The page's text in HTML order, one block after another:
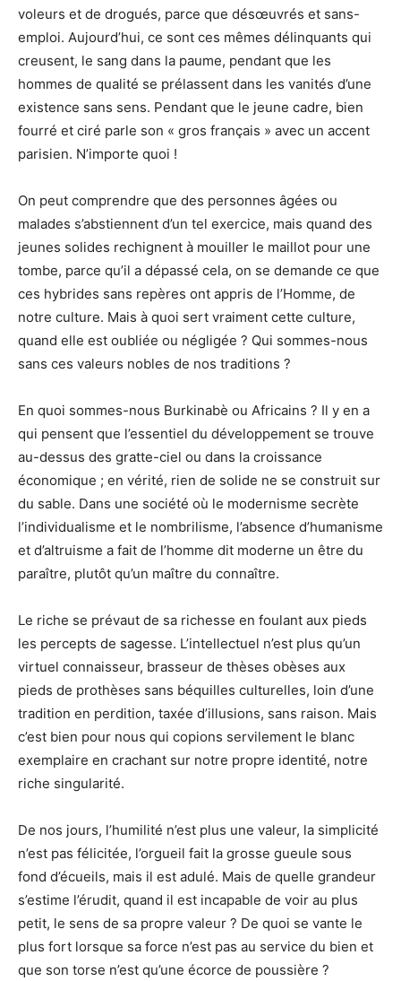
voleurs et de drogués, parce que désœuvrés et sans-
emploi. Aujourd’hui, ce sont ces mêmes délinquants qui
creusent, le sang dans la paume, pendant que les
hommes de qualité se prélassent dans les vanités d’une
existence sans sens. Pendant que le jeune cadre, bien
fourré et ciré parle son « gros français » avec un accent
parisien. N’importe quoi !
On peut comprendre que des personnes âgées ou
malades s’abstiennent d’un tel exercice, mais quand des
jeunes solides rechignent à mouiller le maillot pour une
tombe, parce qu’il a dépassé cela, on se demande ce que
ces hybrides sans repères ont appris de l’Homme, de
notre culture. Mais à quoi sert vraiment cette culture,
quand elle est oubliée ou négligée ? Qui sommes-nous
sans ces valeurs nobles de nos traditions ?
En quoi sommes-nous Burkinabè ou Africains ? Il y en a
qui pensent que l’essentiel du développement se trouve
au-dessus des gratte-ciel ou dans la croissance
économique ; en vérité, rien de solide ne se construit sur
du sable. Dans une société où le modernisme secrète
l’individualisme et le nombrilisme, l’absence d’humanisme
et d’altruisme a fait de l’homme dit moderne un être du
paraître, plutôt qu’un maître du connaître.
Le riche se prévaut de sa richesse en foulant aux pieds
les percepts de sagesse. L’intellectuel n’est plus qu’un
virtuel connaisseur, brasseur de thèses obèses aux
pieds de prothèses sans béquilles culturelles, loin d’une
tradition en perdition, taxée d’illusions, sans raison. Mais
c’est bien pour nous qui copions servilement le blanc
exemplaire en crachant sur notre propre identité, notre
riche singularité.
De nos jours, l’humilité n’est plus une valeur, la simplicité
n’est pas félicitée, l’orgueil fait la grosse gueule sous
fond d’écueils, mais il est adulé. Mais de quelle grandeur
s’estime l’érudit, quand il est incapable de voir au plus
petit, le sens de sa propre valeur ? De quoi se vante le
plus fort lorsque sa force n’est pas au service du bien et
que son torse n’est qu’une écorce de poussière ?